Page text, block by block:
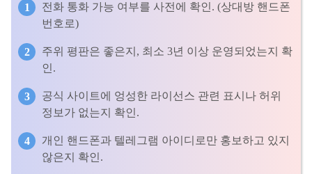
전화 통화 가능 여부를 사전에 확인. (상대방 핸드폰
번호로)
주위 평판은 좋은지, 최소 3년 이상 운영되었는지 확
인.
공식 사이트에 엉성한 라이선스 관련 표시나 허위
정보가 없는지 확인.
개인 핸드폰과 텔레그램 아이디로만 홍보하고 있지
않은지 확인.